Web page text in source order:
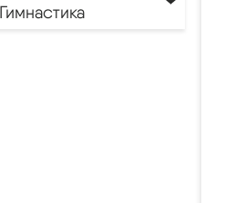
Гимнастика